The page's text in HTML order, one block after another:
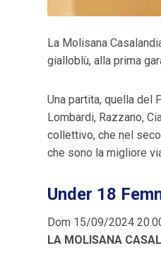
La Molisana
gialloblù, alla prima
Una partita, quella del
Lombardi, Razzano,
collettivo, che nel
che sono la migliore
Under 18
Dom 15/09/2024
LA MOLISANA